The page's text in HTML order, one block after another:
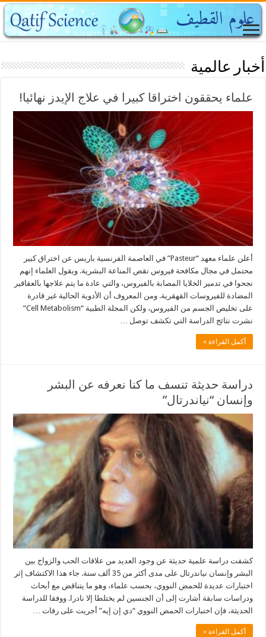
أخبار عالمية
علماء يحققون اختراقا كبيرا في علاج الإيدز نهائيا!
أعلن علماء معهد “Pasteur” في العاصمة الفرنسية باريس عن اختراق كبير
محتمل في مجال مكافحة فيروس نقص المناعة البشرية. ويقول العلماء إنهم
نجحوا في تدمير الخلايا المصابة بالفيروس، والتي عادة ما يتم علاجها بالعقاقير
المضادة للفيروسات القهقرية. ومن المعروف أن الأدوية الحالية غير قادرة
على تخليص الجسم من الفيروس، ولكن المجلة الطبية “Cell Metabolism”
نشرت نتائج الدراسة التي تكشف توصل …
أكمل القراءة »
دراسة حديثة تنسف ما كنا نعرفه عن البشر
وإنسان “نياندرتال”
كشفت دراسة علمية حديثة عن وجود العديد من علاقات الحب والزواج بين
البشر وإنسان نياندرتال على مدى أكثر من 35 ألف سنة. جاء هذا الاكتشاف إثر
اختبارات عديدة للحمض النووي، بحسب علماء، وهو ما يتناقض مع أبحاث
ودراسات سابقة أشارت إلى أن الجنسين لم يختلطا إلا نادرا. ووفقا للدراسة
الحديثة، فإن اختبارات الحمض النووي “دي إن إيه” أجريت على رفات …
أكمل القراءة »